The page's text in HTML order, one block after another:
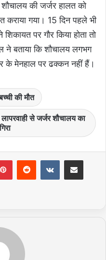
की जर्जर हालत को
गया। 15 दिन पहले भी
पर गौर किया होता तो
ने बताया कि शौचालय लगभग
के मेनहाल पर ढक्कन नहीं हैं।
की मौत
से जर्जर शौचालय का